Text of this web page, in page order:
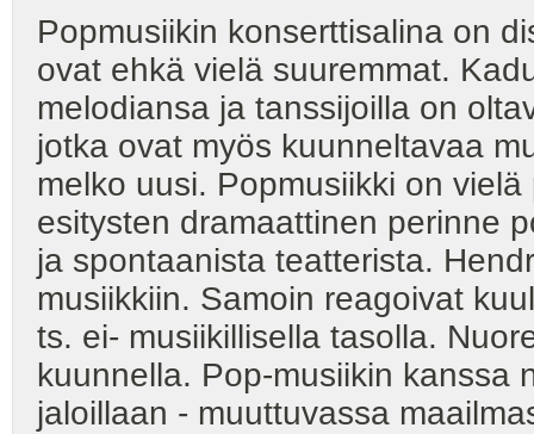
Popmusiikin konserttisalina on
ovat ehkä vielä suuremmat.
melodiansa ja tanssijoilla on
jotka ovat myös kuunneltavaa
melko uusi. Popmusiikki on
esitysten dramaattinen perinne
ja spontaanista teatterista.
musiikkiin. Samoin reagoivat
ts. ei- musiikillisella tasolla.
kuunnella. Pop-musiikin kanssa
jaloillaan - muuttuvassa